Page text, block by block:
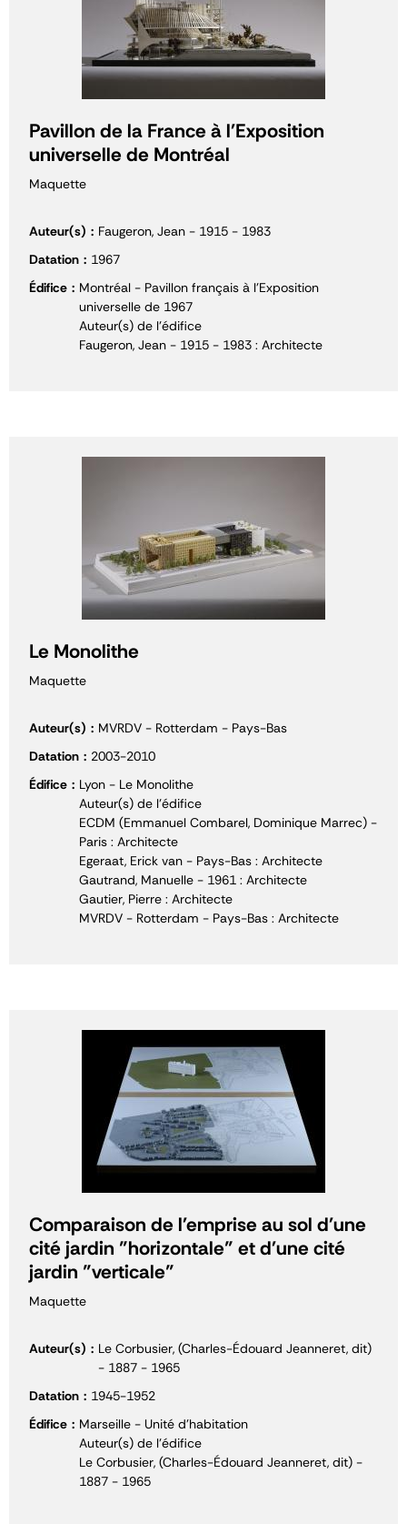
Pavillon de la France à l'Exposition
universelle de Montréal
Maquette
Auteur(s)
Faugeron, Jean - 1915 - 1983
Datation
1967
Édifice
Montréal - Pavillon français à l'Exposition
universelle de 1967
Auteur(s) de l'édifice
Faugeron, Jean - 1915 - 1983 : Architecte
Le Monolithe
Maquette
Auteur(s)
MVRDV - Rotterdam - Pays-Bas
Datation
2003-2010
Édifice
Lyon - Le Monolithe
Auteur(s) de l'édifice
ECDM (Emmanuel Combarel, Dominique Marrec) -
Paris : Architecte
Egeraat, Erick van - Pays-Bas : Architecte
Gautrand, Manuelle - 1961 : Architecte
Gautier, Pierre : Architecte
MVRDV - Rotterdam - Pays-Bas : Architecte
Comparaison de l'emprise au sol d'une
cité jardin "horizontale" et d'une cité
jardin "verticale"
Maquette
Auteur(s)
Le Corbusier, (Charles-Édouard Jeanneret, dit)
- 1887 - 1965
Datation
1945-1952
Édifice
Marseille - Unité d'habitation
Auteur(s) de l'édifice
Le Corbusier, (Charles-Édouard Jeanneret, dit) -
1887 - 1965